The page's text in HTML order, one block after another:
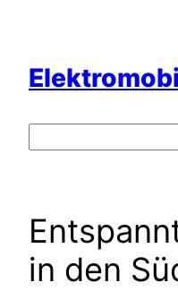
springen
in den